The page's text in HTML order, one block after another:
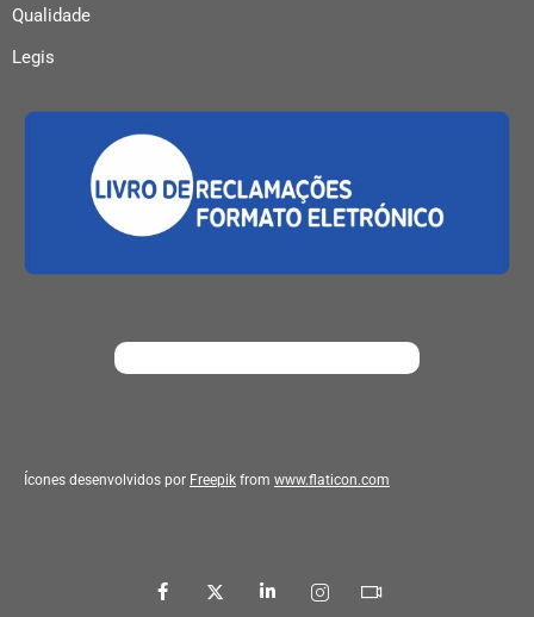
Qualidade
Legis
Ícones desenvolvidos por Freepik from www.flaticon.com